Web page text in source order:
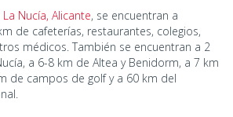
Nucía, Alicante, se encuentran a
de cafeterías, restaurantes, colegios,
médicos. También se encuentran a 2
a 6-8 km de Altea y Benidorm, a 7 km
de campos de golf y a 60 km del